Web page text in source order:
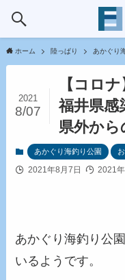
ホーム 陸っぱり あかぐり
【コロ
福井県感
県外から
2021
8/07
あかぐり海釣り公園
2021年8月7日 2021
あかぐり海釣り公
いるようです。